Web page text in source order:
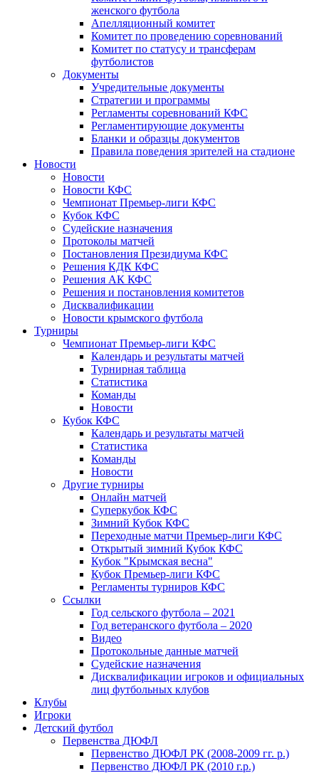
женского футбола
Апелляционный комитет
Комитет по проведению соревнований
Комитет по статусу и трансферам
футболистов
Документы
Учредительные документы
Стратегии и программы
Регламенты соревнований КФС
Регламентирующие документы
Бланки и образцы документов
Правила поведения зрителей на стадионе
Новости
Новости
Новости КФС
Чемпионат Премьер-лиги КФС
Кубок КФС
Судейские назначения
Протоколы матчей
Постановления Президиума КФС
Решения КДК КФС
Решения АК КФС
Решения и постановления комитетов
Дисквалификации
Новости крымского футбола
Турниры
Чемпионат Премьер-лиги КФС
Календарь и результаты матчей
Турнирная таблица
Статистика
Команды
Новости
Кубок КФС
Календарь и результаты матчей
Статистика
Команды
Новости
Другие турниры
Онлайн матчей
Суперкубок КФС
Зимний Кубок КФС
Переходные матчи Премьер-лиги КФС
Открытый зимний Кубок КФС
Кубок "Крымская весна"
Кубок Премьер-лиги КФС
Регламенты турниров КФС
Ссылки
Год сельского футбола – 2021
Год ветеранского футбола – 2020
Видео
Протокольные данные матчей
Судейские назначения
Дисквалификации игроков и официальных
лиц футбольных клубов
Клубы
Игроки
Детский футбол
Первенства ДЮФЛ
Первенство ДЮФЛ РК (2008-2009 гг. р.)
Первенство ДЮФЛ РК (2010 г.р.)